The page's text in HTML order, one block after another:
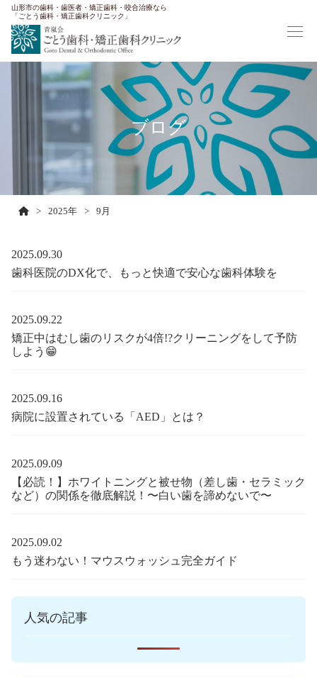
山形市の歯科・歯医者・矯正歯科・咬合治療なら
「ごとう歯科・矯正歯科クリニック」
ブログ
> 2025年 > 9月
2025.09.30
歯科医院のDX化で、もっと快適で安心な歯科体験を
2025.09.22
矯正中はむし歯のリスクが4倍!?クリーニングをして予防
しよう😁
2025.09.16
病院に設置されている「AED」とは？
2025.09.09
【必読！】ホワイトニングと被せ物（差し歯・セラミック
など）の関係を徹底解説！〜白い歯を諦めないで〜
2025.09.02
もう迷わない！マウスウォッシュ完全ガイド
人気の記事